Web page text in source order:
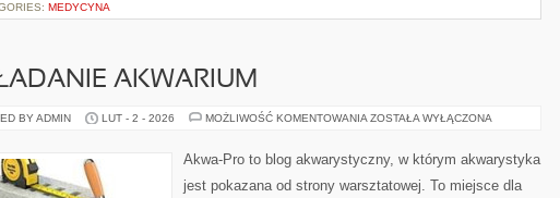
MEDYCYNA
AKWARIUM
BY ADMIN LUT - 2 - 2026 MOŻLIWOŚĆ KOMENTOWANIA ZAKŁADANIE
ZOSTAŁA WYŁĄCZONA
Akwa-Pro to blog akwarystyczny, w którym akwarystyka
jest pokazana od strony warsztatowej. To miejsce dla